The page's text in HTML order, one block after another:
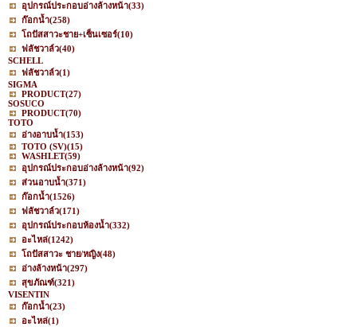
อุปกรณ์ประกอบอ่างล้างหน้า(33)
ก๊อกน้ำ(258)
โถปัสสาวะชาย+เซ็นเซอร์(10)
ฟลัชวาล์ว(40)
SCHELL
ฟลัชวาล์ว(1)
SIGMA
PRODUCT(27)
SOSUCO
PRODUCT(70)
TOTO
อ่างอาบน้ำ(153)
TOTO (SV)(15)
WASHLET(59)
อุปกรณ์ประกอบอ่างล้างหน้า(92)
ส่วนอาบน้ำ(371)
ก๊อกน้ำ(1526)
ฟลัชวาล์ว(171)
อุปกรณ์ประกอบห้องน้ำ(332)
อะไหล่(1242)
โถปัสสาวะ ชาย/หญิง(48)
อ่างล้างหน้า(297)
สุขภัณฑ์(321)
VISENTIN
ก๊อกน้ำ(23)
อะไหล่(1)